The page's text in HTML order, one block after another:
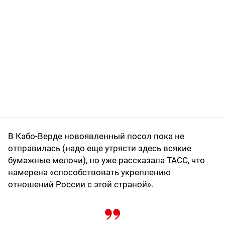
В Кабо-Верде новоявленный посол пока не
отправилась (надо еще утрясти здесь всякие
бумажные мелочи), но уже рассказала ТАСС, что
намерена «способствовать укреплению
отношений России с этой страной».